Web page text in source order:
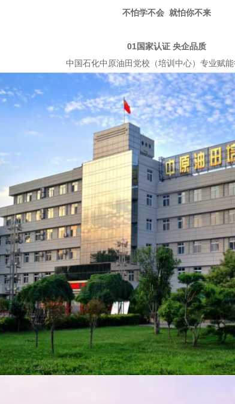
不怕学不会 就怕你不来
01国家认证 央企品质
中国石化中原油田党校（培训中心）专业赋